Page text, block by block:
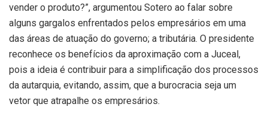
vender o produto?”, argumentou Sotero ao falar sobre
alguns gargalos enfrentados pelos empresários em uma
das áreas de atuação do governo; a tributária. O presidente
reconhece os benefícios da aproximação com a Juceal,
pois a ideia é contribuir para a simplificação dos processos
da autarquia, evitando, assim, que a burocracia seja um
vetor que atrapalhe os empresários.